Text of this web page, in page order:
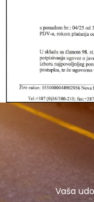
Vaša